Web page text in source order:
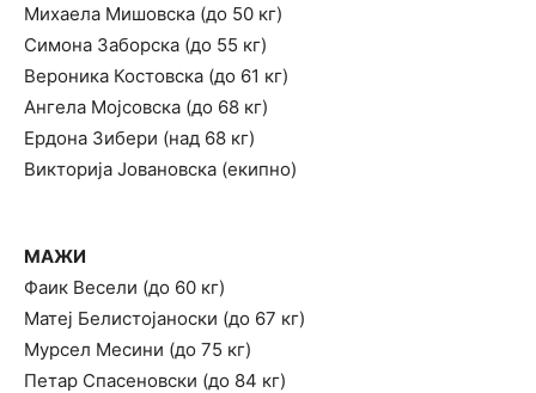
Михаела Мишовска (до 50 кг)
Симона Заборска (до 55 кг)
Вероника Костовска (до 61 кг)
Ангела Мојсовска (до 68 кг)
Ердона Зибери (над 68 кг)
Викторија Јовановска (екипно)
МАЖИ
Фаик Весели (до 60 кг)
Матеј Белистојаноски (до 67 кг)
Мурсел Месини (до 75 кг)
Петар Спасеновски (до 84 кг)